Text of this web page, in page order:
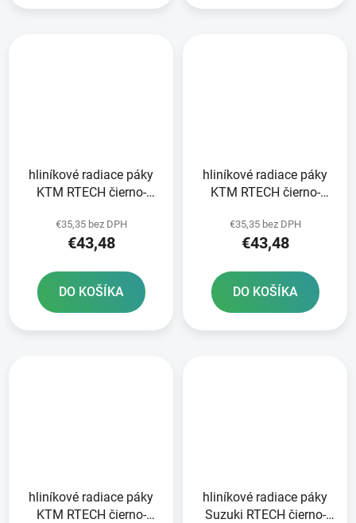
hliníkové radiace páky
KTM RTECH čierno-
€35,35 bez DPH
€43,48
DO KOŠÍKA
hliníkové radiace páky
KTM RTECH čierno-
€35,35 bez DPH
€43,48
DO KOŠÍKA
hliníkové radiace páky
KTM RTECH čierno-
hliníkové radiace páky
Suzuki RTECH čierno-